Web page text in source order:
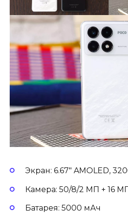
Экран: 6.67″ AMOLED,
Камера: 50/8/2 МП + 16
Батарея: 5000 мАч